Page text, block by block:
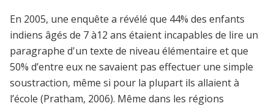
En 2005, une enquête a révélé que 44% des enfants
indiens âgés de 7 à12 ans étaient incapables de lire un
paragraphe d'un texte de niveau élémentaire et que
50% d’entre eux ne savaient pas effectuer une simple
soustraction, même si pour la plupart ils allaient à
l’école (Pratham, 2006). Même dans les régions